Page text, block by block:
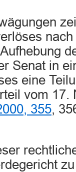
nach
Senat in
eine
vom
355,